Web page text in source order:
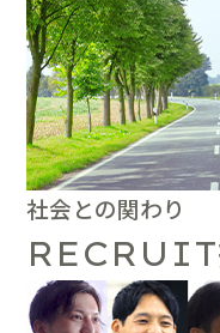
社会との関わり
RECRUIT